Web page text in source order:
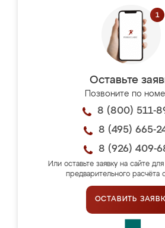
Оставьте
Позвоните по
8 (800) 511-
8 (495) 665-
8 (926) 409-
Или оставьте заявку на сайте
предварительного расчёта
ОСТАВИТЬ